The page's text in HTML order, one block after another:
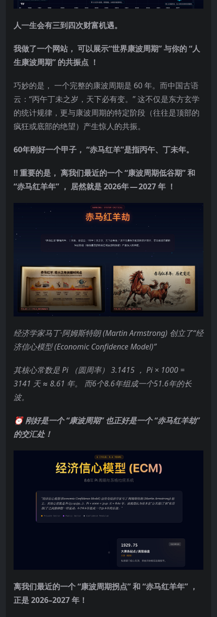
人一生会有三到四次财富机遇。
我做了一个网站， 可以展示“世界康波周期” 与你的 “人
生康波周期” 的共振点 ！
巧妙的是， 一个完整的康波周期是 60 年。而中国古语
云：“丙午丁未之岁，天下必有变。” 这不仅是东方玄学
的统计规律，更与康波周期的特定阶段（往往是顶部的
疯狂或底部的绝望）产生惊人的共振。
60年刚好一个甲子， “赤马红羊”是指丙午、丁未年。
‼️ 重要️的是， 离我们最近的一个 “康波周期低谷期” 和
“赤马红羊年” ， 居然就是 2026年 — 2027 年 ！
经济学家马丁·阿姆斯特朗 (Martin Armstrong) 创立了“经
济信心模型 (Economic Confidence Model)”
其核心常数是 Pi （圆周率） 3.1415 ， Pi × 1000 =
3141 天 ≈ 8.61 年。 而6个8.6年组成一个51.6年的长
波。
⏰ 刚好是一个 “康波周期” 也正好是一个 “赤马红羊劫”
的交汇处！
离我们最近的一个 “康波周期拐点” 和 “赤马红羊年” ，
正是 2026–2027 年！